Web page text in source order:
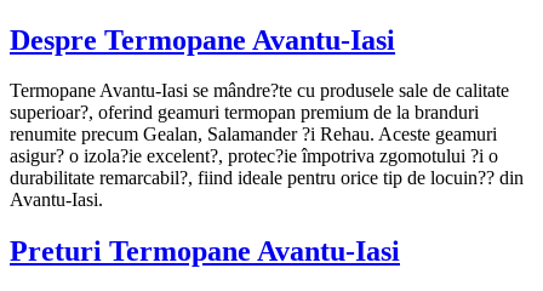
Despre Termopane Avantu-Iasi
Termopane Avantu-Iasi se mândre?te cu produsele sale de calitate
superioar?, oferind geamuri termopan premium de la branduri
renumite precum Gealan, Salamander ?i Rehau. Aceste geamuri
asigur? o izola?ie excelent?, protec?ie împotriva zgomotului ?i o
durabilitate remarcabil?, fiind ideale pentru orice tip de locuin?? din
Avantu-Iasi.
Preturi Termopane Avantu-Iasi